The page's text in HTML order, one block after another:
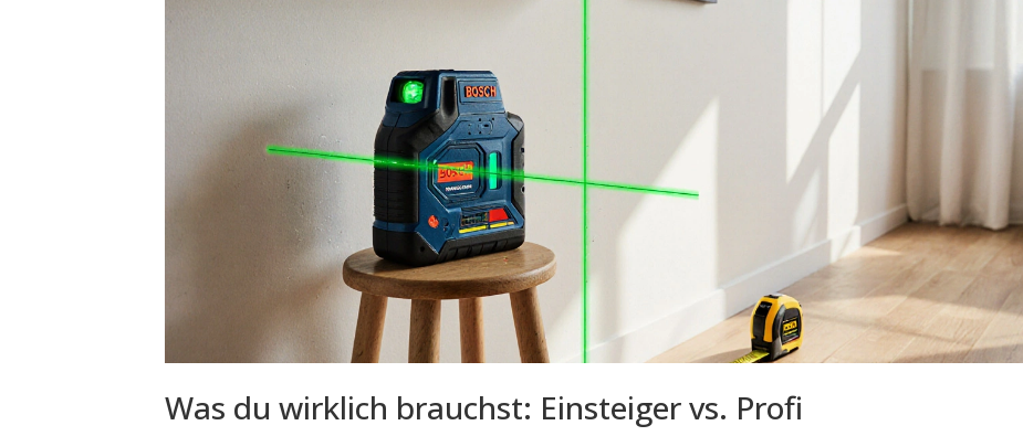
Was du wirklich brauchst: Einsteiger vs. Profi